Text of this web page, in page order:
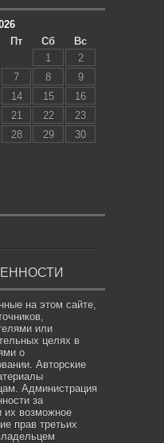
Пт Сб
Вс
1
2
7 8
9
14 15
16
21 22
23
28 29
30
на этом сайте,
или
целях в
о
Авторские
Администрация
за
их возможное
прав третьих